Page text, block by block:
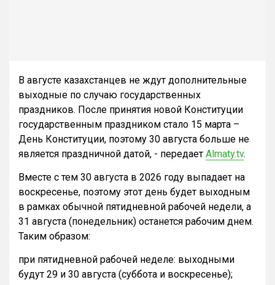
В августе казахстанцев не ждут дополнительные
выходные по случаю государственных
праздников. После принятия новой Конституции
государственным праздником стало 15 марта –
День Конституции, поэтому 30 августа больше не
является праздничной датой, - передает Almaty.tv.
Вместе с тем 30 августа в 2026 году выпадает на
воскресенье, поэтому этот день будет выходным
в рамках обычной пятидневной рабочей недели, а
31 августа (понедельник) останется рабочим днем.
Таким образом:
при пятидневной рабочей неделе: выходными
будут 29 и 30 августа (суббота и воскресенье);